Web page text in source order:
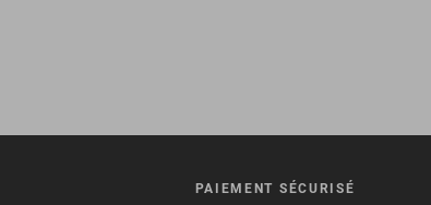
PAIEMENT SÉCURISÉ